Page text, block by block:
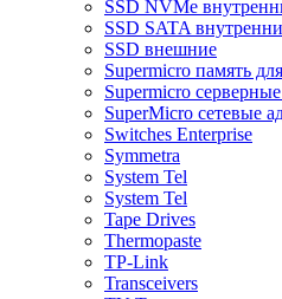
SSD NVMe
SSD SATA
SSD внешние
Supermicro память
Supermicro
SuperMicro сетевые
Switches Enterprise
Symmetra
System Tel
System Tel
Tape Drives
Thermopaste
TP-Link
Transceivers